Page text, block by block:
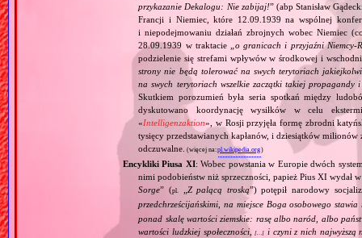
przykazanie Dekalogu: Nie zabijaj!” (abp Stanisław
Francji i Niemiec, które 12.09.1939 na wspólnej
i niepodejmowaniu działań zbrojnych wobec Niemiec
28.09.1939 w traktacie „ o granicach i przyjaźni
podzielenie się strefami wpływów w środkowej i
strony nie będą tolerować na swych terytoriach
na swych terytoriach wszelkie zaczątki takiej
Skutkiem porozumień była seria spotkań między
dyskutowano koordynację wysiłków w celu
«Intelligenzaktion», w Rosji przyjęła formę zbrodni
tysięcy przedstawianych kapłanów, i dziesiątków
odczuwalne. (więcej na:pl.wikipedia.org)
Encykliki Piusa XI: Wobec powstania w Europie dwóch
nimi podobieństw niż sprzeczności, papież Pius XI
Sorge” (pl. Z palącą troską”) potępił narodowy
przedchrześcijańskimi, na miejsce Boga osobowego
ponad skalę wartości ziemskie: rasę albo naród, albo
wartości ludzkiej społeczności,[…] i czyni z nich najwyższą